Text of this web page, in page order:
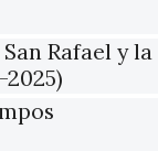
Rafael y la